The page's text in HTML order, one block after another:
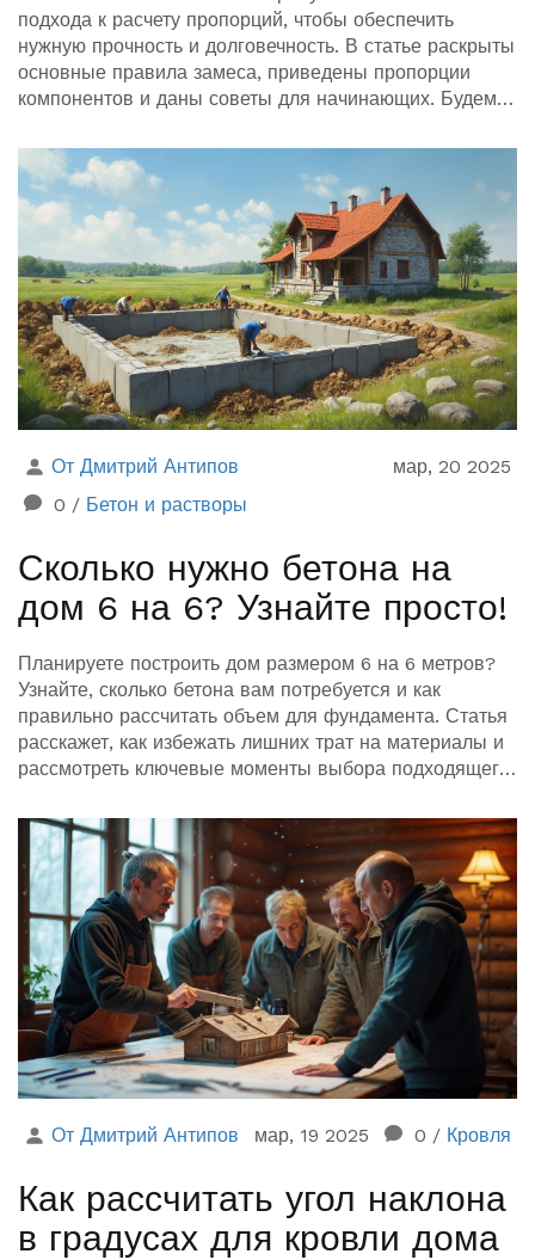
подхода к расчету пропорций, чтобы обеспечить
нужную прочность и долговечность. В статье раскрыты
основные правила замеса, приведены пропорции
компонентов и даны советы для начинающих. Будем
ингредиенты, чтобы бетон служил долго. Также
обсудим влияние различных условий на качество
бетона.
От Дмитрий Антипов
мар, 20 2025
0 / Бетон и растворы
Сколько нужно бетона на
дом 6 на 6? Узнайте просто!
Планируете построить дом размером 6 на 6 метров?
Узнайте, сколько бетона вам потребуется и как
правильно рассчитать объем для фундамента. Статья
расскажет, как избежать лишних трат на материалы и
рассмотреть ключевые моменты выбора подходящего
советами по заливке бетона для этого размера дома.
От Дмитрий Антипов мар, 19 2025 0 / Кровля
Как рассчитать угол наклона
в градусах для кровли дома